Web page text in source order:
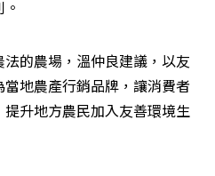
的農場，溫仲良建議，以友
地農產行銷品牌，讓消費者
升地方農民加入友善環境生